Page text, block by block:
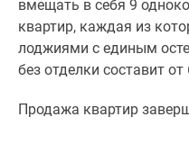
поселки
водоема
поселки
вмещать в себя 9
квартир, каждая из
лоджиями с единым
без отделки составит
Продажа квартир